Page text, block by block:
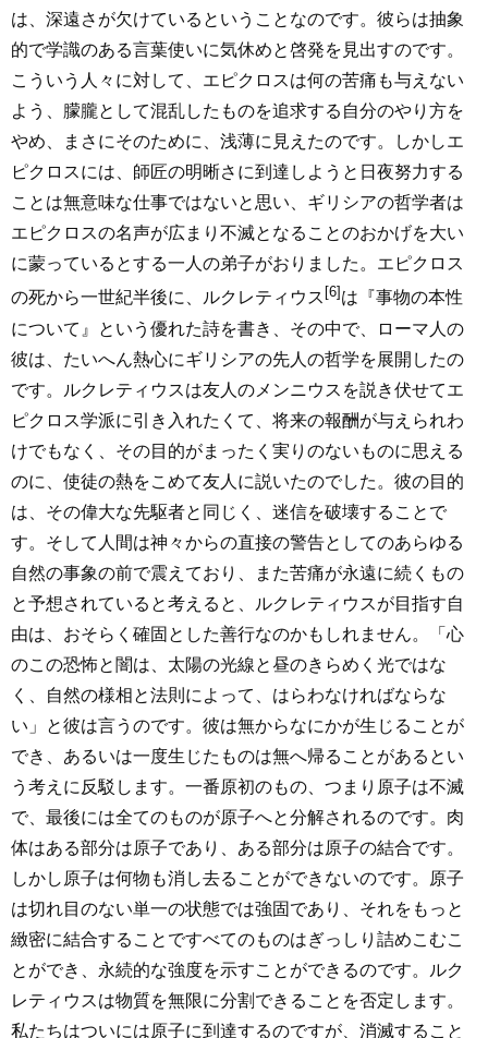
は、深遠さが欠けているということなのです。彼らは抽象
的で学識のある言葉使いに気休めと啓発を見出すのです。
こういう人々に対して、エピクロスは何の苦痛も与えない
よう、朦朧として混乱したものを追求する自分のやり方を
やめ、まさにそのために、浅薄に見えたのです。しかしエ
ピクロスには、師匠の明晰さに到達しようと日夜努力する
ことは無意味な仕事ではないと思い、ギリシアの哲学者は
エピクロスの名声が広まり不滅となることのおかげを大い
に蒙っているとする一人の弟子がおりました。エピクロス
の死から一世紀半後に、ルクレティウス [6] は『事物の本性
について』という優れた詩を書き、その中で、ローマ人の
彼は、たいへん熱心にギリシアの先人の哲学を展開したの
です。ルクレティウスは友人のメンニウスを説き伏せてエ
ピクロス学派に引き入れたくて、将来の報酬が与えられわ
けでもなく、その目的がまったく実りのないものに思える
のに、使徒の熱をこめて友人に説いたのでした。彼の目的
は、その偉大な先駆者と同じく、迷信を破壊することで
す。そして人間は神々からの直接の警告としてのあらゆる
自然の事象の前で震えており、また苦痛が永遠に続くもの
と予想されていると考えると、ルクレティウスが目指す自
由は、おそらく確固とした善行なのかもしれません。「心
のこの恐怖と闇は、太陽の光線と昼のきらめく光ではな
く、自然の様相と法則によって、はらわなければならな
い」と彼は言うのです。彼は無からなにかが生じることが
でき、あるいは一度生じたものは無へ帰ることがあるとい
う考えに反駁します。一番原初のもの、つまり原子は不滅
で、最後には全てのものが原子へと分解されるのです。肉
体はある部分は原子であり、ある部分は原子の結合です。
しかし原子は何物も消し去ることができないのです。原子
は切れ目のない単一の状態では強固であり、それをもっと
緻密に結合することですべてのものはぎっしり詰めこむこ
とができ、永続的な強度を示すことができるのです。ルク
レティウスは物質を無限に分割できることを否定します。
私たちはついには原子に到達するのですが、消滅すること